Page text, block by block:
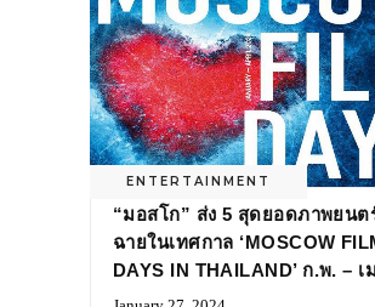
ENTERTAINMENT
“มอสโก” ส่ง 5 สุดยอดภาพยนต
ฉายในเทศกาล ‘MOSCOW
DAYS IN THAILAND’ ก.พ. – เ